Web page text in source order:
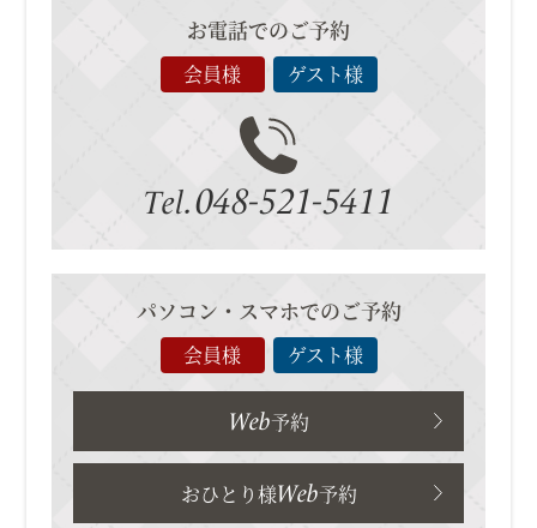
お電話でのご予約
会員様 ゲスト様
Tel.048-521-5411
パソコン・スマホでのご予約
会員様 ゲスト様
Web予約
おひとり様Web予約